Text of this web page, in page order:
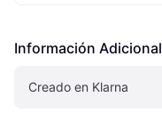
Información Adicional
Creado en Klarna